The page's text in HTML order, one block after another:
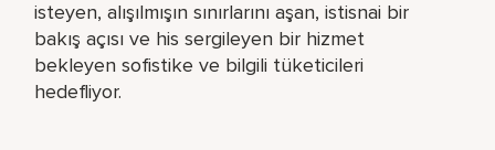
isteyen, alışılmışın sınırlarını aşan, istisnai bir
bakış açısı ve his sergileyen bir hizmet
bekleyen sofistike ve bilgili tüketicileri
hedefliyor.